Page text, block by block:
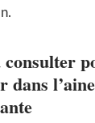
dans